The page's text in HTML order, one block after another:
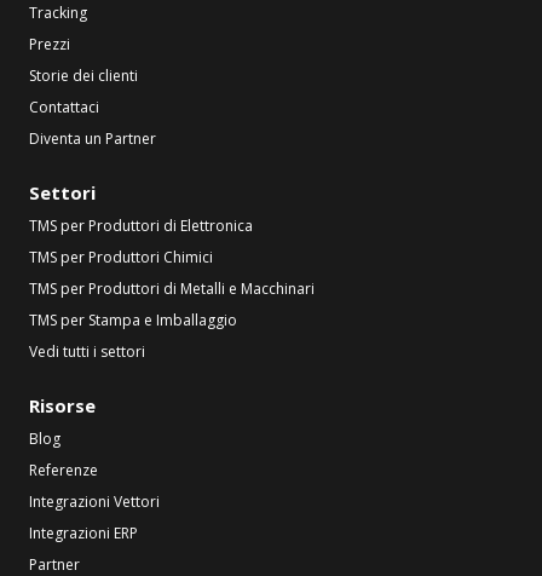
Tracking
Prezzi
Storie dei clienti
Contattaci
Diventa un Partner
Settori
TMS per Produttori di Elettronica
TMS per Produttori Chimici
TMS per Produttori di Metalli e Macchinari
TMS per Stampa e Imballaggio
Vedi tutti i settori
Risorse
Blog
Referenze
Integrazioni Vettori
Integrazioni ERP
Partner